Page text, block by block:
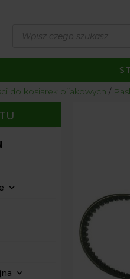
produktów
do kosiarek bijakowych /